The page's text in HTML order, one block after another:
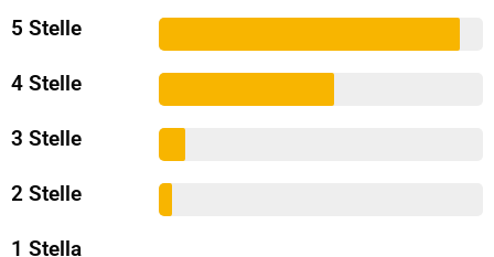
5 Stelle
4 Stelle
3 Stelle
2 Stelle
1 Stella